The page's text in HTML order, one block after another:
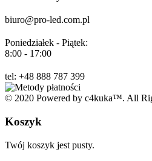
biuro@pro-led.com.pl
Poniedziałek - Piątek:
8:00 - 17:00
tel: +48 888 787 399
© 2020 Powered by c4kuka™. All
Koszyk
Twój koszyk jest pusty.